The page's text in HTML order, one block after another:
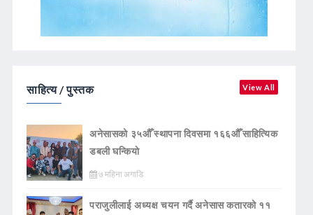
साहित्य / पुस्तक View All
अनेसासको ३५औँ स्थापना दिवसमा १६६औँ साहित्यिक
डबली घन्कियाे
७ महिना अगाडि
पराजुलीलाई अध्यक्ष चयन गर्दै अनेसास कतारको ११